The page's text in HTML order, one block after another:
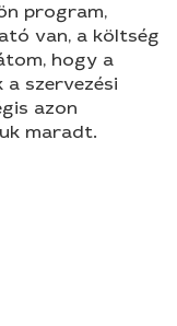
program,
van, a költség
hogy a
a szervezési
azon
maradt.